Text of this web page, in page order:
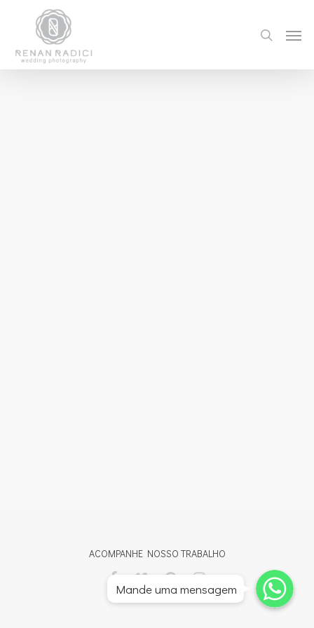
ACOMPANHE NOSSO TRABALHO
Whatsapp
Whatsapp
Whatsapp
Mande uma mensagem